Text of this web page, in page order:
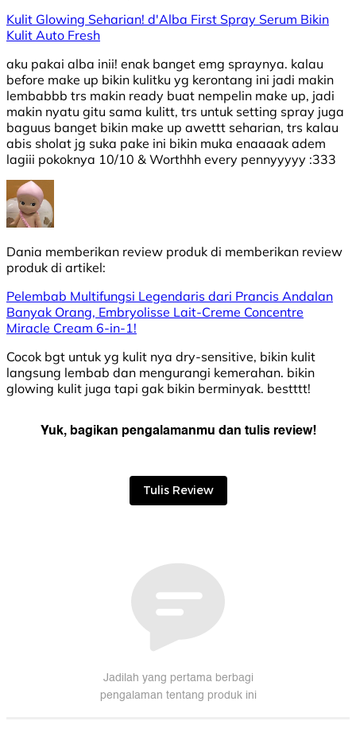
Kulit Glowing Seharian! d'Alba First Spray Serum Bikin
Kulit Auto Fresh
aku pakai alba inii! enak banget emg spraynya. kalau
before make up bikin kulitku yg kerontang ini jadi makin
lembabbb trs makin ready buat nempelin make up, jadi
makin nyatu gitu sama kulitt, trs untuk setting spray juga
baguus banget bikin make up awettt seharian, trs kalau
abis sholat jg suka pake ini bikin muka enaaaak adem
lagiii pokoknya 10/10 & Worthhh every pennyyyyy :333
Dania memberikan review produk di memberikan review
produk di artikel:
Pelembab Multifungsi Legendaris dari Prancis Andalan
Banyak Orang, Embryolisse Lait-Creme Concentre
Miracle Cream 6-in-1!
Cocok bgt untuk yg kulit nya dry-sensitive, bikin kulit
langsung lembab dan mengurangi kemerahan. bikin
glowing kulit juga tapi gak bikin berminyak. bestttt!